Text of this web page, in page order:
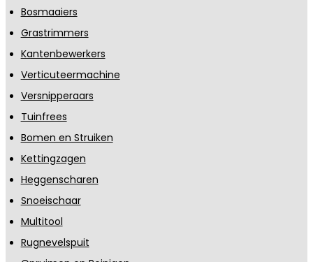
Bosmaaiers
Grastrimmers
Kantenbewerkers
Verticuteermachine
Versnipperaars
Tuinfrees
Bomen en Struiken
Kettingzagen
Heggenscharen
Snoeischaar
Multitool
Rugnevelspuit